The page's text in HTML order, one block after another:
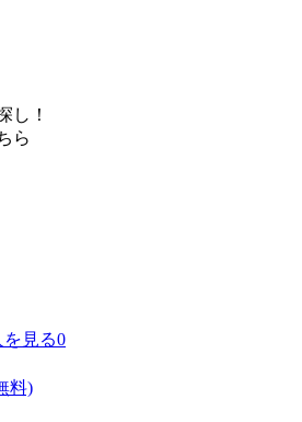
し！
ら
見る0
料)